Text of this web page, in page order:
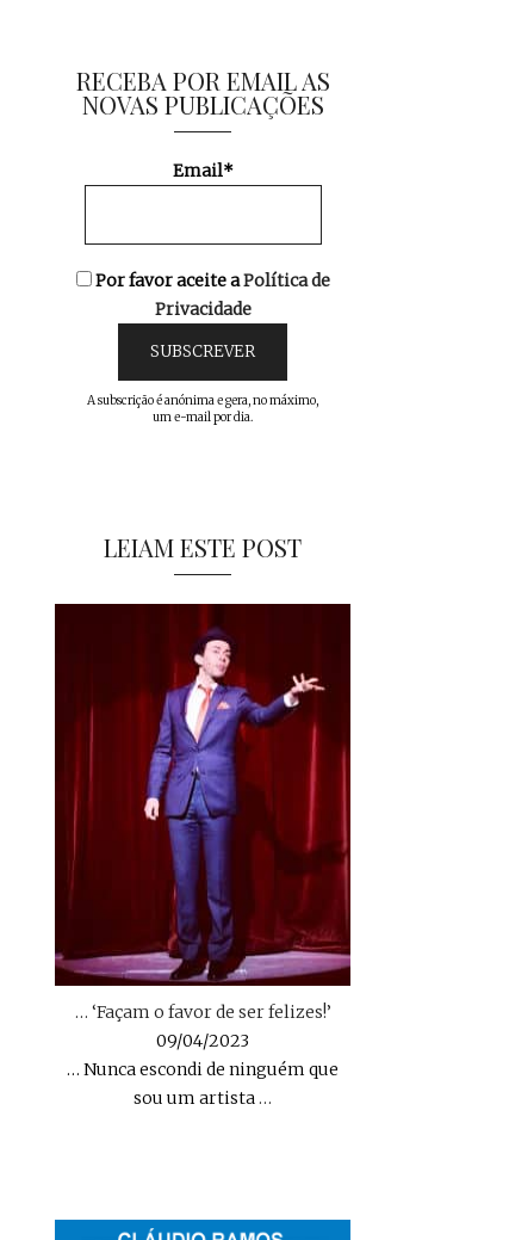
RECEBA POR EMAIL AS
NOVAS PUBLICAÇÕES
Email*
Por favor aceite aPolítica de
Privacidade
A subscrição é anónima e gera, no máximo,
um e-mail por dia.
LEIAM ESTE POST
… ‘Façam o favor de ser felizes!’
09/04/2023
… Nunca escondi de ninguém que
sou um artista…